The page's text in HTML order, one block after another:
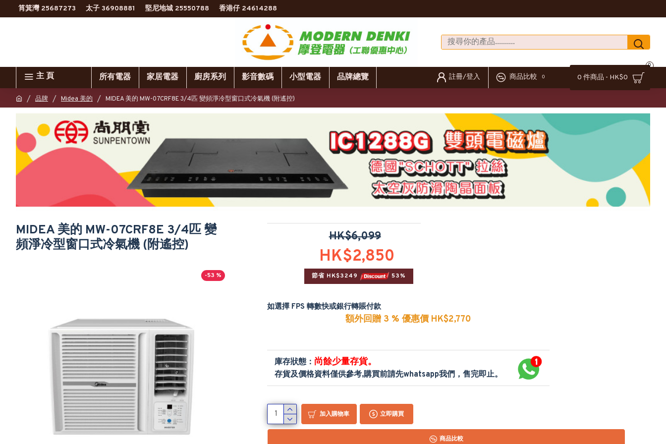
筲箕灣 25687273 太子 36908881 堅尼地城 25550788 香港仔 24614288
主 頁 所有電器 家居電器 廚房系列 影音數碼 小型電器 品牌總覽 註冊/登入 商品比較 0 0 件商品 - HK$0
0
品牌 Midea 美的 MIDEA 美的 MW-07CRF8E 3/4匹 變頻淨冷型窗口式冷氣機 (附遙控)
MIDEA 美的 MW-07CRF8E 3/4匹 變
頻淨冷型窗口式冷氣機 (附遙控)
-53 %
HK$2,850
HK$6,099
節省 HK$3249 53%
如選擇 FPS 轉數快或銀行轉賬付款
額外回贈 3 % 優惠價 HK$2,770
庫存狀態： 尚餘少量存貨。
存貨及價格資料僅供參考,購買前請先whatsapp我們，售完即止。
加入購物車 立即購買
商品比較